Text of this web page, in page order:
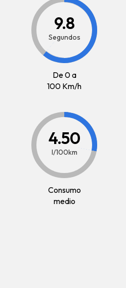
9.8
Segundos
De 0 a
100 Km/h
4.50
l/100km
Consumo
medio